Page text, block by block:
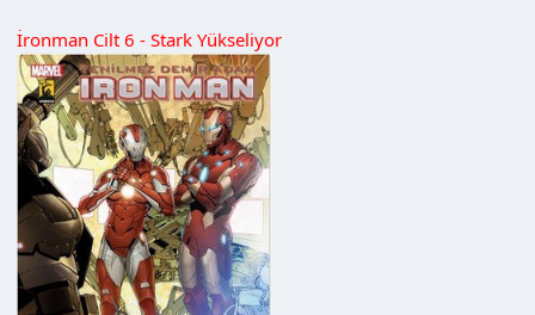
düşmanlar ve geçmişin unutulmuş yüzleri gölgelerin
arasından çıkarak onu alt etmek isterken ismini temize
çıkarmak zorundadır.Ancak Green Lantern -evrendeki en
güçlü silahın sahibi- bile onları durduramaz ise...
başkalarının ne gibi bir şansı olabilir ki?
(Tanıtım Bülteninden)
Medya Cinsi : Ciltsiz
İlk Baskı Yılı : 2017
Hamur Tipi : Kuşe
Sayfa Sayısı : 160
İronman Cilt 6 - Stark Yükseliyor